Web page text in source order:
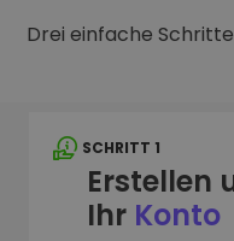
Drei einfache
SCHRITT 1
Erstellen
Ihr Konto